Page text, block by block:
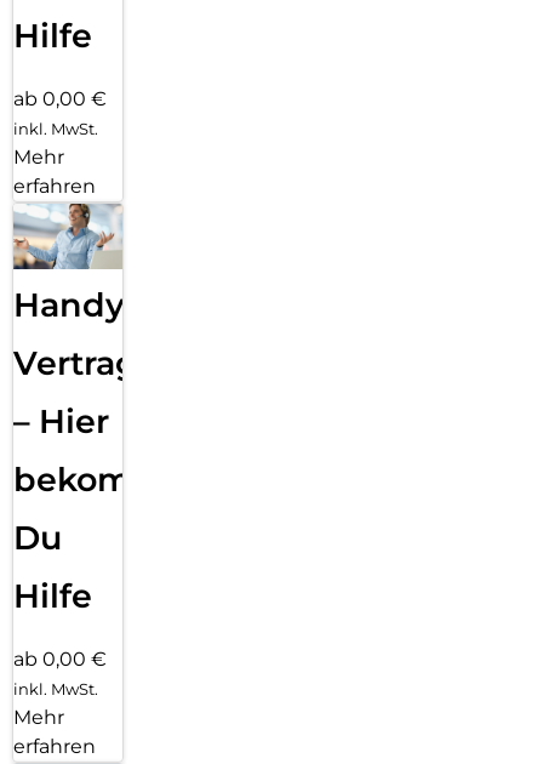
Hilfe
ab 0,00 €
inkl. MwSt.
Mehr
erfahren
Handy
Vertragsabwicklung
– Hier
bekommst
Du
Hilfe
ab 0,00 €
inkl. MwSt.
Mehr
erfahren